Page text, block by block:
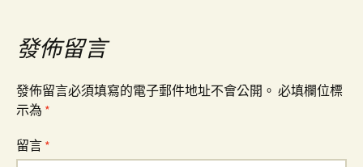
導
覽
發佈留言
發佈留言必須填寫的電子郵件地址不會公開。 必填欄位標
示為 *
留言 *